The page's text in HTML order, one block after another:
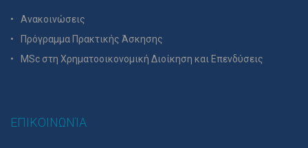
Ανακοινώσεις
Πρόγραμμα Πρακτικής Άσκησης
MSc στη Χρηματοοικονομική Διοίκηση και Επενδύσεις
ΕΠΙΚΟΙΝΩΝΊΑ